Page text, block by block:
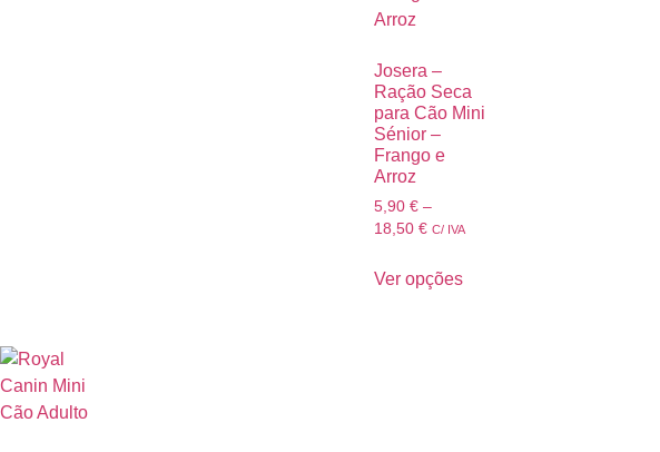
Josera –
Ração Seca
para Cão Mini
Sénior –
Frango e
Arroz
5,90 € –
18,50 € C/ IVA
Ver opções